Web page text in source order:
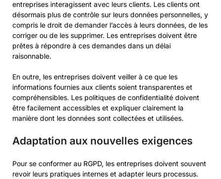
entreprises interagissent avec leurs clients. Les clients ont
désormais plus de contrôle sur leurs données personnelles, y
compris le droit de demander l’accès à leurs données, de les
corriger ou de les supprimer. Les entreprises doivent être
prêtes à répondre à ces demandes dans un délai
raisonnable.
En outre, les entreprises doivent veiller à ce que les
informations fournies aux clients soient transparentes et
compréhensibles. Les politiques de confidentialité doivent
être facilement accessibles et expliquer clairement la
manière dont les données sont collectées et utilisées.
Adaptation aux nouvelles exigences
Pour se conformer au RGPD, les entreprises doivent souvent
revoir leurs pratiques internes et adapter leurs processus.